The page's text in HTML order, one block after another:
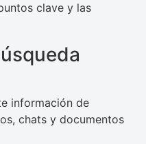
clave y las
información de
chats y documentos